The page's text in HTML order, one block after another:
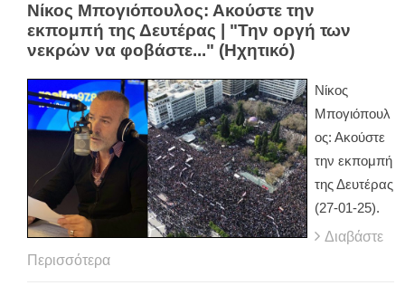
Νίκος Μπογιόπουλος: Ακούστε την
εκπομπή της Δευτέρας | "Την οργή των
νεκρών να φοβάστε..." (Ηχητικό)
Νίκος
Μπογιόπουλ
ος: Ακούστε
την εκπομπή
της Δευτέρας
(27-01-25).
Διαβάστε
Περισσότερα